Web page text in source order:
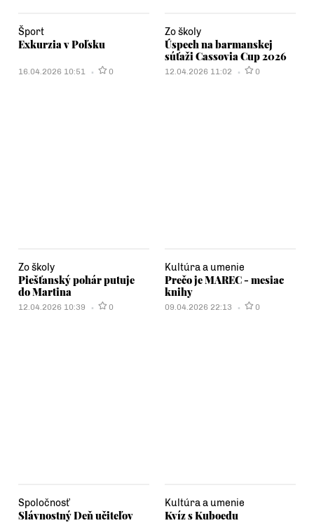
Šport
Exkurzia v Poľsku
16.04.2026 10:51 0
Zo školy
Úspech na barmanskej
súťaži Cassovia Cup 2026
12.04.2026 11:02 0
Zo školy
Piešťanský pohár putuje
do Martina
12.04.2026 10:39 0
Kultúra a umenie
Prečo je MAREC - mesiac
knihy
09.04.2026 22:13 0
Spoločnosť
Slávnostný Deň učiteľov
Kultúra a umenie
Kvíz s Kuboedu